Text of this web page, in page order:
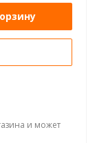
и может